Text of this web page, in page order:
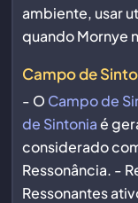
ambiente, usar
quando Mornye
Campo de
- O Campo de
de Sintoniaé
considerado
Ressonância. -
Ressonantes